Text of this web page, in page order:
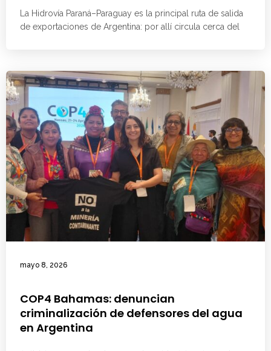
La Hidrovía Paraná–Paraguay es la principal ruta de salida
de exportaciones de Argentina: por allí circula cerca del
mayo 8, 2026
COP4 Bahamas: denuncian
criminalización de defensores del agua
en Argentina